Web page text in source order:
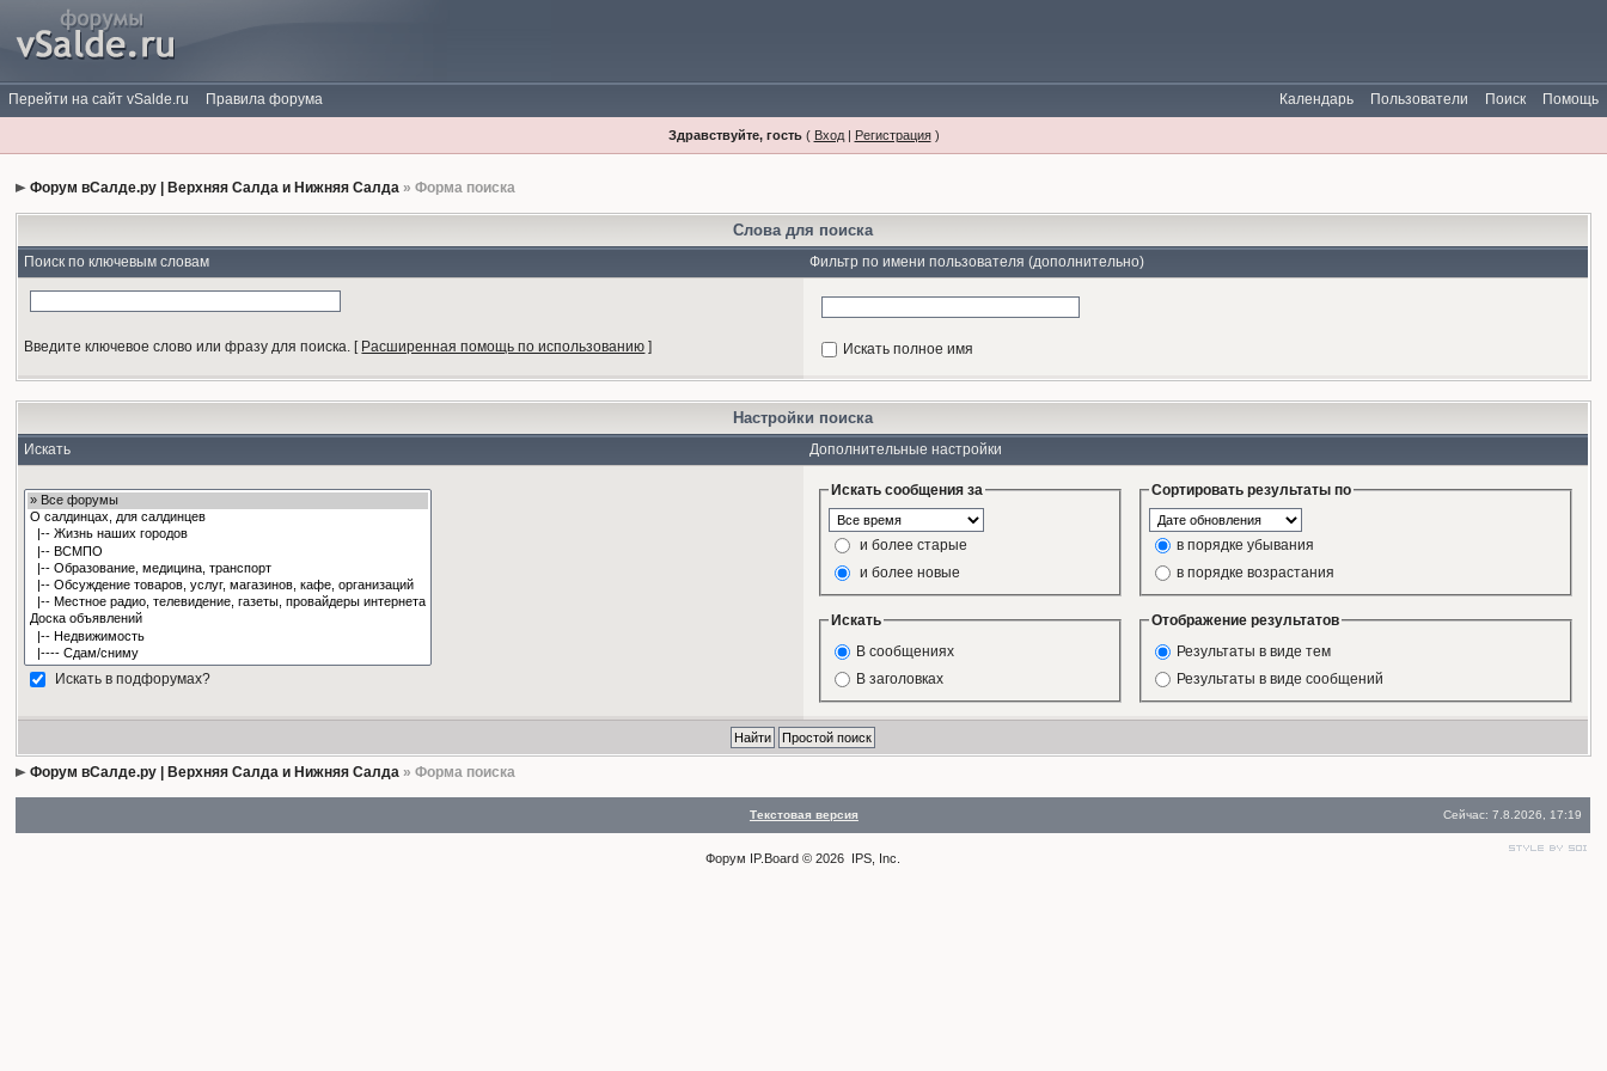
Перейти на сайт vSalde.ru Правила форума Помощь
Поиск
Пользователи
Календарь
Здравствуйте, гость( Вход| Регистрация)
Форум вСалде.ру | Верхняя Салда и Нижняя Салда » Форма поиска
Слова для поиска
Поиск по ключевым словам Фильтр по имени пользователя (дополнительно)
Введите ключевое слово или фразу для поиска. [ Расширенная помощь по использованию ] Искать полное имя
Настройки поиска
Искать Дополнительные настройки
Искать в подфорумах?
Искать сообщения за
и более старые
и более новые
Сортировать результаты по
в порядке убывания
в порядке возрастания
Искать
В сообщениях
В заголовках
Отображение результатов
Результаты в виде тем
Результаты в виде сообщений
Форум вСалде.ру | Верхняя Салда и Нижняя Салда » Форма поиска
Текстовая версия Сейчас: 7.8.2026, 17:19
Форум IP.Board © 2026 IPS, Inc